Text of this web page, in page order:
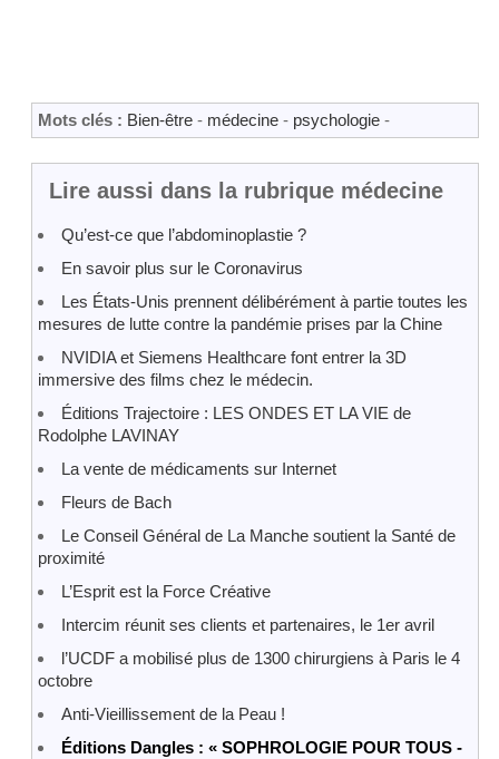
Mots clés : Bien-être - médecine - psychologie -
Lire aussi dans la rubrique médecine
Qu’est-ce que l’abdominoplastie ?
En savoir plus sur le Coronavirus
Les États-Unis prennent délibérément à partie toutes les
mesures de lutte contre la pandémie prises par la Chine
NVIDIA et Siemens Healthcare font entrer la 3D
immersive des films chez le médecin.
Éditions Trajectoire : LES ONDES ET LA VIE de
Rodolphe LAVINAY
La vente de médicaments sur Internet
Fleurs de Bach
Le Conseil Général de La Manche soutient la Santé de
proximité
L’Esprit est la Force Créative
Intercim réunit ses clients et partenaires, le 1er avril
l’UCDF a mobilisé plus de 1300 chirurgiens à Paris le 4
octobre
Anti-Vieillissement de la Peau !
Éditions Dangles : « SOPHROLOGIE POUR TOUS -